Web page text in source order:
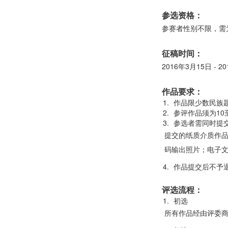
参选资格：
参赛者性别不限，
征稿时间：
2016年3月15日 -
作品要求：
作品限少数民族
参评作品须为10
参选者需同时提
提交的纸质介质作
码输出照片；电子
作品提交后不予
评选流程：
初选
所有作品经由评委